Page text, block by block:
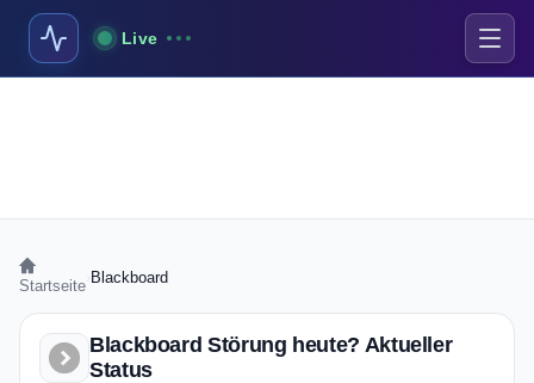
Live
Startseite Blackboard
Blackboard Störung heute? Aktueller
Status